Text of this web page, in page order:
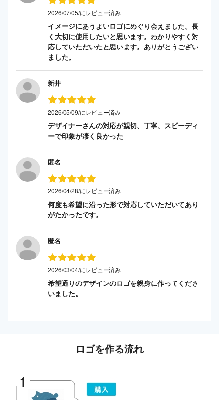
2026/07/05/にレビュー済み
イメージにあうよいロゴにめぐり会えました。長
く大切に使用したいと思います。わかりやすく対
応していただいたと思います。ありがとうござい
ました。
新井
2026/05/09/にレビュー済み
デザイナーさんの対応が親切、丁寧、スピーディ
ーで印象が凄く良かった
匿名
2026/04/28/にレビュー済み
何度も希望に沿った形で対応していただいてあり
がたかったです。
匿名
2026/03/04/にレビュー済み
希望通りのデザインのロゴを親身に作ってくださ
いました。
ロゴを作る流れ